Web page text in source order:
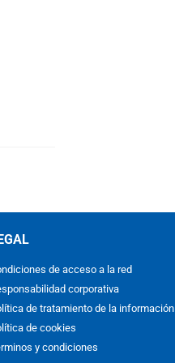
de acceso a la red
corporativa
de tratamiento de la información
de cookies
y condiciones